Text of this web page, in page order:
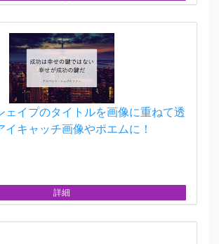
ェイプのタイトルを画像に重ねて透
イキャッチ画像やポエムに！
詳細